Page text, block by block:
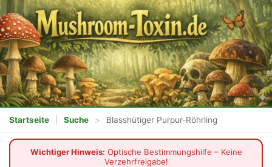
Startseite Suche > Blasshütiger Purpur-Röhrling
Wichtiger Hinweis: Optische Bestimmungshilfe – Keine
Verzehrfreigabe!